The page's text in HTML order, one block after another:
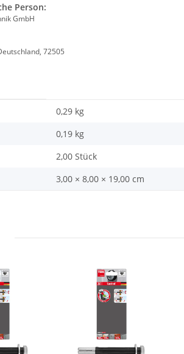
Person:
GmbH
72505
0,29 kg
0,19 kg
2,00 Stück
3,00 × 8,00 × 19,00 cm